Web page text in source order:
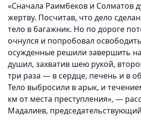
«Сначала Раимбеков и Солматов
жертву. Посчитав, что дело
тело в багажник. Но по дороге
очнулся и попробовал
осужденные решили завершить
душил, захватив шею рукой,
три раза — в сердце, печень и в
Тело выбросили в арык, и
км от места преступления», —
Мадалиев,